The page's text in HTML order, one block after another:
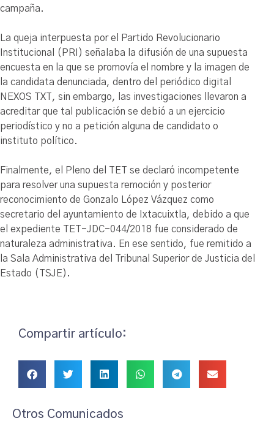
campaña.
La queja interpuesta por el Partido Revolucionario
Institucional (PRI) señalaba la difusión de una supuesta
encuesta en la que se promovía el nombre y la imagen de
la candidata denunciada, dentro del periódico digital
NEXOS TXT, sin embargo, las investigaciones llevaron a
acreditar que tal publicación se debió a un ejercicio
periodístico y no a petición alguna de candidato o
instituto político.
Finalmente, el Pleno del TET se declaró incompetente
para resolver una supuesta remoción y posterior
reconocimiento de Gonzalo López Vázquez como
secretario del ayuntamiento de Ixtacuixtla, debido a que
el expediente TET-JDC-044/2018 fue considerado de
naturaleza administrativa. En ese sentido, fue remitido a
la Sala Administrativa del Tribunal Superior de Justicia del
Estado (TSJE).
Compartir artículo:
Otros Comunicados